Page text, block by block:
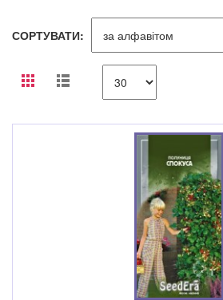
СОРТУВАТИ: